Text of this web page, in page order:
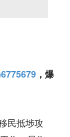
，爆
民抵埗攻